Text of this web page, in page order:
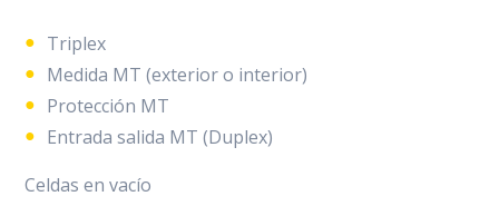
Triplex
Medida MT (exterior o interior)
Protección MT
Entrada salida MT (Duplex)
Celdas en vacío